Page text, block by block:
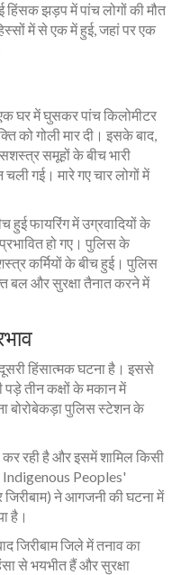
झड़प में पांच लोगों की मौत
में से एक में हुई, जहां पर एक
घर में घुसकर पांच किलोमीटर
को गोली मार दी। इसके बाद,
समूहों के बीच भारी
चली गई। मारे गए चार लोगों में
हुई फायरिंग में उग्रवादियों के
हो गए। पुलिस के
कर्मियों के बीच हुई। पुलिस
बल और सुरक्षा तैनात करने में
हिंसात्मक घटना है। इससे
पड़े तीन कक्षों के मकान में
बोरोबेकड़ा पुलिस स्टेशन के
रही है और इसमें शामिल किसी
Indigenous Peoples'
ने आगजनी की घटना में
है।
जिरीबाम जिले में तनाव का
से भयभीत हैं और सुरक्षा